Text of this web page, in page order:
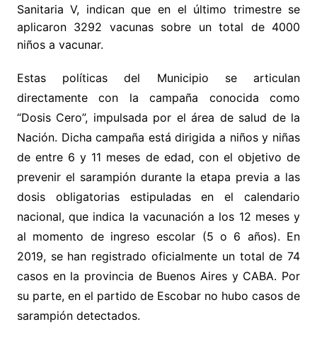
Sanitaria V, indican que en el último trimestre se
aplicaron 3292 vacunas sobre un total de 4000
niños a vacunar.
Estas políticas del Municipio se articulan
directamente con la campaña conocida como
“Dosis Cero”, impulsada por el área de salud de la
Nación. Dicha campaña está dirigida a niños y niñas
de entre 6 y 11 meses de edad, con el objetivo de
prevenir el sarampión durante la etapa previa a las
dosis obligatorias estipuladas en el calendario
nacional, que indica la vacunación a los 12 meses y
al momento de ingreso escolar (5 o 6 años). En
2019, se han registrado oficialmente un total de 74
casos en la provincia de Buenos Aires y CABA. Por
su parte, en el partido de Escobar no hubo casos de
sarampión detectados.